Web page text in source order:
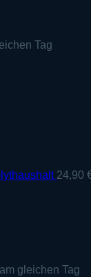
Tag
24,90
gleichen Tag